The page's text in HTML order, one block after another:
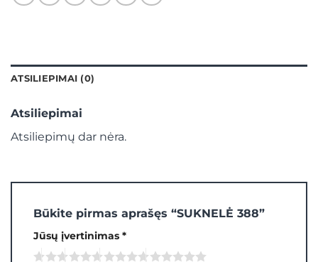
ATSILIEPIMAI (0)
Atsiliepimai
Atsiliepimų dar nėra.
Būkite pirmas aprašęs “SUKNELĖ 388”
Jūsų įvertinimas *